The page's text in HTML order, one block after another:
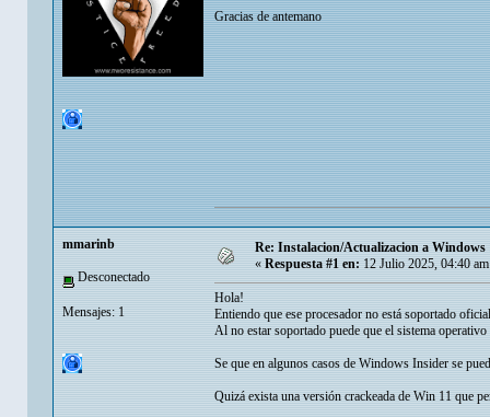
Gracias de antemano
mmarinb
Desconectado
Mensajes: 1
Re: Instalacion/Actualizacion a Windows
« Respuesta #1 en: 12 Julio 2025, 04:40
Hola!
Entiendo que ese procesador no está soportado
Al no estar soportado puede que el sistema
Se que en algunos casos de Windows Insider se
Quizá exista una versión crackeada de Win 11 que